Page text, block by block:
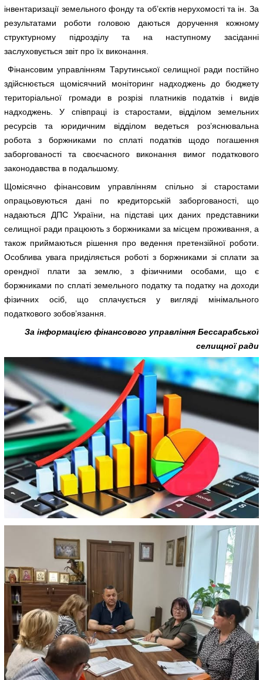
інвентаризації земельного фонду та об’єктів нерухомості та ін. За
результатами роботи головою даються доручення кожному
структурному підрозділу та на наступному засіданні
заслуховується звіт про їх виконання.
Фінансовим управлінням Тарутинської селищної ради постійно
здійснюється щомісячний моніторинг надходжень до бюджету
територіальної громади в розрізі платників податків і видів
надходжень. У співпраці із старостами, відділом земельних
ресурсів та юридичним відділом ведеться роз’яснювальна
робота з боржниками по сплаті податків щодо погашення
заборгованості та своєчасного виконання вимог податкового
законодавства в подальшому.
Щомісячно фінансовим управлінням спільно зі старостами
опрацьовуються дані по кредиторській заборгованості, що
надаються ДПС України, на підставі цих даних представники
селищної ради працюють з боржниками за місцем проживання, а
також приймаються рішення про ведення претензійної роботи.
Особлива увага приділяється роботі з боржниками зі сплати за
орендної плати за землю, з фізичними особами, що є
боржниками по сплаті земельного податку та податку на доходи
фізичних осіб, що сплачується у вигляді мінімального
податкового зобов’язання.
За інформацією фінансового управління Бессарабської
селищної ради